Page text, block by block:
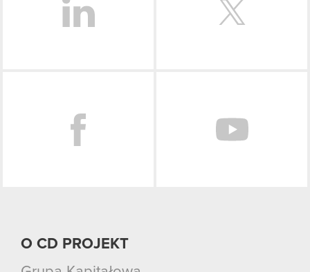
O CD PROJEKT